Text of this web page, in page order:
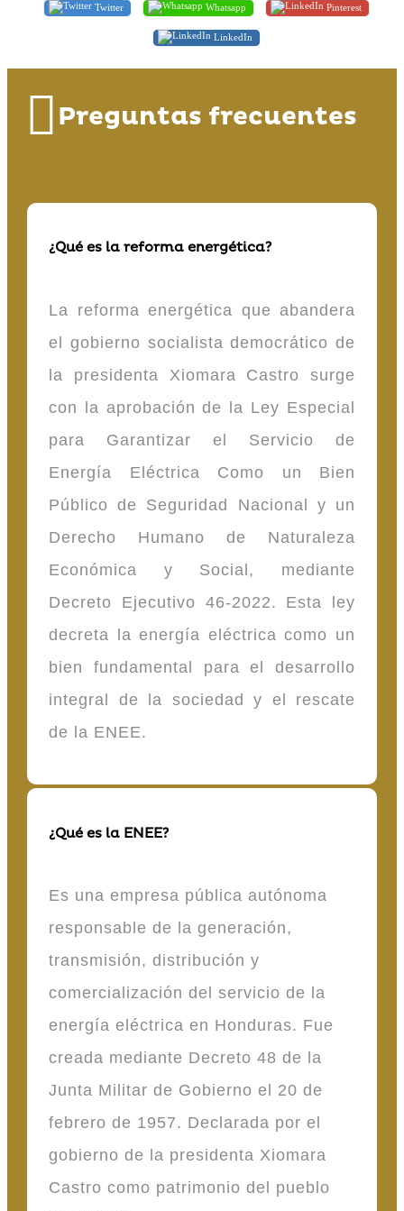
Twitter Whatsapp Pinterest
LinkedIn
Preguntas frecuentes
¿Qué es la reforma energética?
La reforma energética que abandera
el gobierno socialista democrático de
la presidenta Xiomara Castro surge
con la aprobación de la Ley Especial
para Garantizar el Servicio de
Energía Eléctrica Como un Bien
Público de Seguridad Nacional y un
Derecho Humano de Naturaleza
Económica y Social, mediante
Decreto Ejecutivo 46-2022. Esta ley
decreta la energía eléctrica como un
bien fundamental para el desarrollo
integral de la sociedad y el rescate
de la ENEE.
¿Qué es la ENEE?
Es una empresa pública autónoma
responsable de la generación,
transmisión, distribución y
comercialización del servicio de la
energía eléctrica en Honduras. Fue
creada mediante Decreto 48 de la
Junta Militar de Gobierno el 20 de
febrero de 1957. Declarada por el
gobierno de la presidenta Xiomara
Castro como patrimonio del pueblo